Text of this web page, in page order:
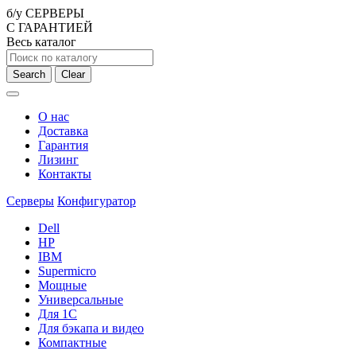
б/у СЕРВЕРЫ
С ГАРАНТИЕЙ
Весь каталог
Search Clear
О нас
Доставка
Гарантия
Лизинг
Контакты
Серверы Конфигуратор
Dell
HP
IBM
Supermicro
Мощные
Универсальные
Для 1С
Для бэкапа и видео
Компактные